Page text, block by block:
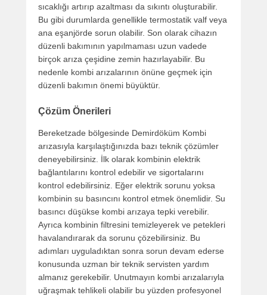
sıcaklığı artırıp azaltması da sıkıntı oluşturabilir.
Bu gibi durumlarda genellikle termostatik valf veya
ana eşanjörde sorun olabilir. Son olarak cihazın
düzenli bakımının yapılmaması uzun vadede
birçok arıza çeşidine zemin hazırlayabilir. Bu
nedenle kombi arızalarının önüne geçmek için
düzenli bakımın önemi büyüktür.
Çözüm Önerileri
Bereketzade bölgesinde Demirdöküm Kombi
arızasıyla karşılaştığınızda bazı teknik çözümler
deneyebilirsiniz. İlk olarak kombinin elektrik
bağlantılarını kontrol edebilir ve sigortalarını
kontrol edebilirsiniz. Eğer elektrik sorunu yoksa
kombinin su basıncını kontrol etmek önemlidir. Su
basıncı düşükse kombi arızaya tepki verebilir.
Ayrıca kombinin filtresini temizleyerek ve petekleri
havalandırarak da sorunu çözebilirsiniz. Bu
adımları uyguladıktan sonra sorun devam ederse
konusunda uzman bir teknik servisten yardım
almanız gerekebilir. Unutmayın kombi arızalarıyla
uğraşmak tehlikeli olabilir bu yüzden profesyonel